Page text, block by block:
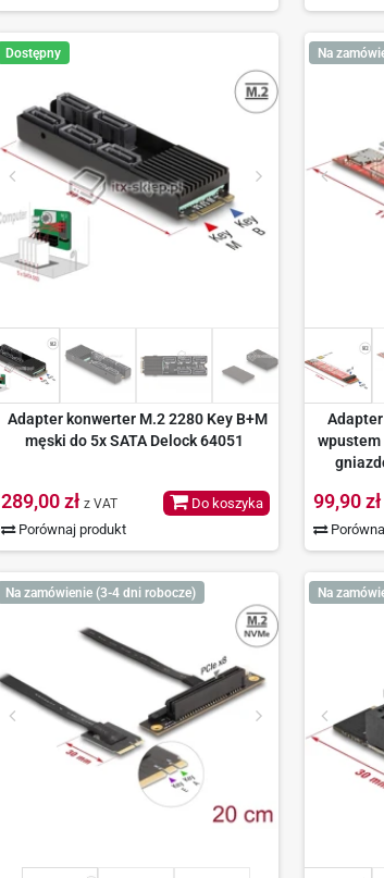
Dostępny
Adapter konwerter M.2 2280 Key B+M
męski do 5x SATA Delock 64051
289,00 zł z VAT
Porównaj produkt
Do koszyka
Na
wpustem
99,90 zł
Na zamówienie (3-4 dni robocze) Na